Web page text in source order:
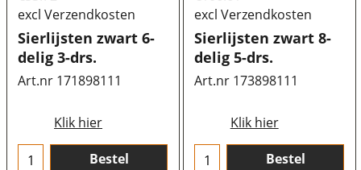
excl Verzendkosten
Sierlijsten zwart 6-
delig 3-drs.
Art.nr 171898111
Klik hier
Bestel
excl Verzendkosten
Sierlijsten zwart 8-
delig 5-drs.
Art.nr 173898111
Klik hier
Bestel